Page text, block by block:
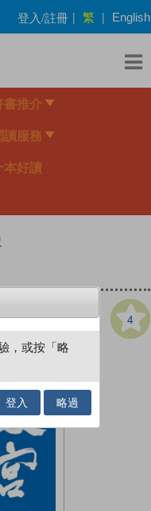
登入/註冊 | 繁 | English
書推介
讀服務
本好讀
4
，或按「略
登入 略過